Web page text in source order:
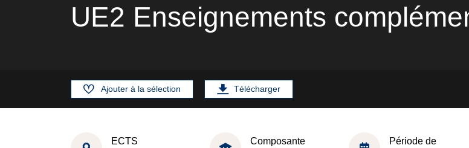
UE2 Enseignements
Ajouter à la sélection Télécharger
ECTS Composante
Période de